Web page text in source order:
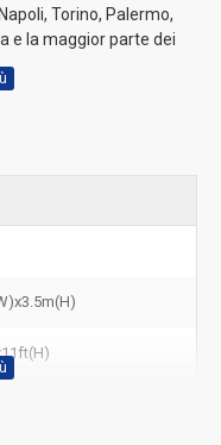
Torino, Palermo,
e la maggior parte dei